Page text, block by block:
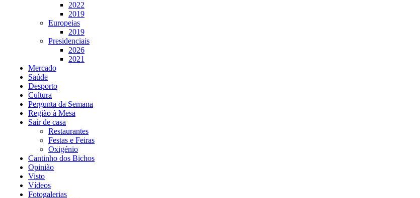
2022
2019
Europeias
2019
Presidenciais
2026
2021
Mercado
Saúde
Desporto
Cultura
Pergunta da Semana
Região à Mesa
Sair de casa
Restaurantes
Festas e Feiras
Oxigénio
Cantinho dos Bichos
Opinião
Visto
Vídeos
Fotogalerias